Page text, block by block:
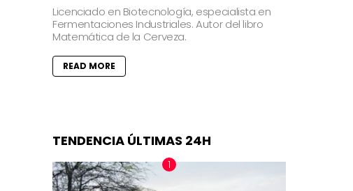
Licenciado en Biotecnología, especialista en
Fermentaciones Industriales. Autor del libro
Matemática de la Cerveza.
READ MORE
TENDENCIA ÚLTIMAS 24H